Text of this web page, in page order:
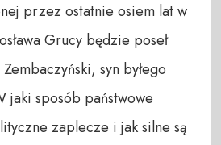
przez ostatnie osiem lat w
Grucy będzie poseł
syn byłego
jaki sposób państwowe
zaplecze i jak silne są